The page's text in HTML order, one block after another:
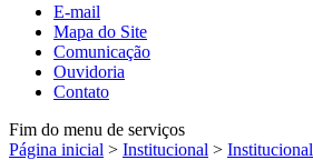
E-mail
Mapa do Site
Comunicação
Ouvidoria
Contato
Fim do menu de serviços
Página inicial > Institucional > Institucional